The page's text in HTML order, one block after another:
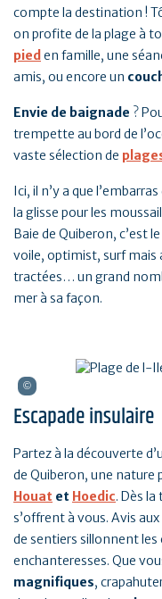
compte la destination !
on profite de la plage à
pied en famille, une
amis, ou encore un
Envie de baignade ?
trempette au bord de
vaste sélection de
Ici, il n’y a que
la glisse pour les
Baie de Quiberon, c’est le
voile, optimist, surf mais
tractées… un grand
mer à sa façon.
Escapade insulaire
Partez à la découverte
de Quiberon, une nature
Houat et Hoedic. Dès
s’offrent à vous. Avis aux
de sentiers sillonnent les
enchanteresses. Que
magnifiques,